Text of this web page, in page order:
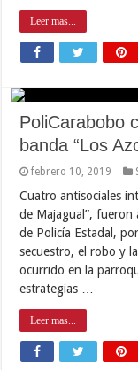
Leer mas...
PoliCarabobo
banda “Los
febrero 10, 2019
Cuatro antisociales
de Majagual”,
de Policía Estadal,
secuestro, el robo y
ocurrido en la
estrategias …
Leer mas...